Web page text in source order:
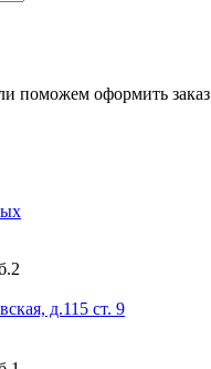
поможем оформить заказ
д.115 ст. 9